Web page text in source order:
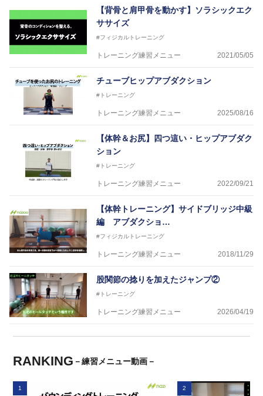
【背骨と肩甲骨を動かす】ソラシックエク
ササイズ
#フィジカルトレーニング
トレーニング練習メニュー 2021/05/05
チューブヒップアブダクション
#トレーニング
トレーニング練習メニュー 2025/08/16
【体幹＆お尻】四つ這い・ヒップアブダク
ション
#トレーニング
トレーニング練習メニュー 2022/09/21
【体幹トレーニング】サイドブリッジ中級
編 アブダクショ…
#フィジカルトレーニング
トレーニング練習メニュー 2018/11/29
股関節の捻りを加えたジャンプ②
#トレーニング
トレーニング練習メニュー 2026/04/19
RANKING －練習メニュー動画－
1 2